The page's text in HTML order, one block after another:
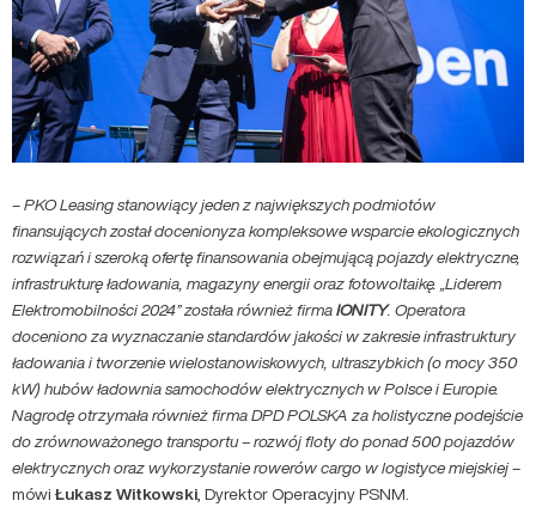
–PKO Leasing stanowiący jeden z największych podmiotów
finansujących został docenionyza kompleksowe wsparcie ekologicznych
rozwiązań i szeroką ofertę finansowania obejmującą pojazdy elektryczne,
infrastrukturę ładowania, magazyny energii oraz fotowoltaikę. „Liderem
Elektromobilności 2024” została również firmaIONITY. Operatora
doceniono za wyznaczanie standardów jakości w zakresie infrastruktury
ładowania i tworzenie wielostanowiskowych, ultraszybkich (o mocy 350
kW) hubów ładownia samochodów elektrycznych w Polsce i Europie.
Nagrodę otrzymała również firma DPD POLSKA za holistyczne podejście
do zrównoważonego transportu – rozwój floty do ponad 500 pojazdów
elektrycznych oraz wykorzystanie rowerów cargo w logistyce miejskiej–
mówi Łukasz Witkowski, Dyrektor Operacyjny PSNM.